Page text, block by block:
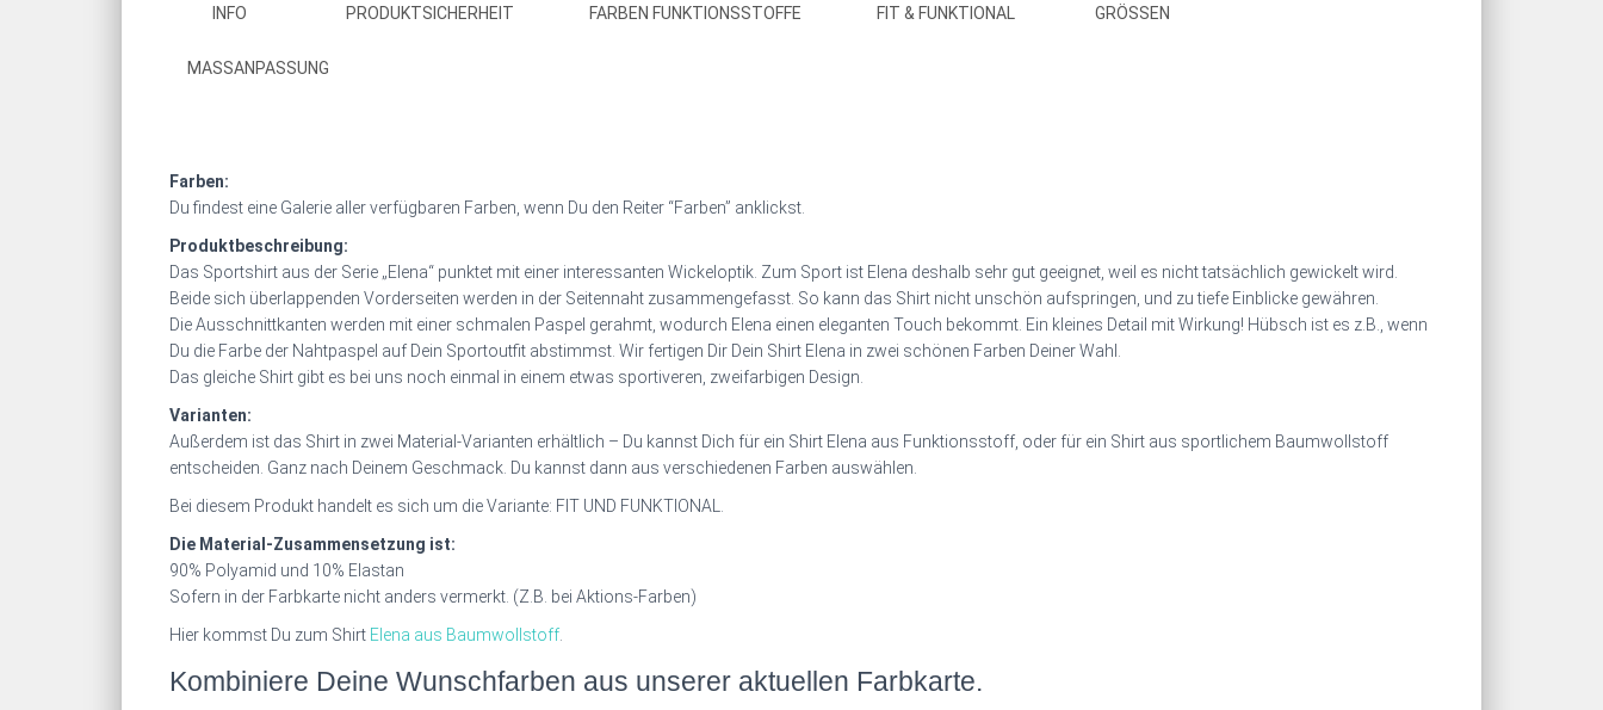
INFO PRODUKTSICHERHEIT FARBEN FUNKTIONSSTOFFE FIT & FUNKTIONAL GRÖSSEN
MASSANPASSUNG
Farben:
Du findest eine Galerie aller verfügbaren Farben, wenn Du den Reiter “Farben” anklickst.
Produktbeschreibung:
Das Sportshirt aus der Serie „Elena“ punktet mit einer interessanten Wickeloptik. Zum Sport ist Elena deshalb sehr gut geeignet, weil es nicht tatsächlich gewickelt wird.
Beide sich überlappenden Vorderseiten werden in der Seitennaht zusammengefasst. So kann das Shirt nicht unschön aufspringen, und zu tiefe Einblicke gewähren.
Die Ausschnittkanten werden mit einer schmalen Paspel gerahmt, wodurch Elena einen eleganten Touch bekommt. Ein kleines Detail mit Wirkung! Hübsch ist es z.B., wenn
Du die Farbe der Nahtpaspel auf Dein Sportoutfit abstimmst. Wir fertigen Dir Dein Shirt Elena in zwei schönen Farben Deiner Wahl.
Das gleiche Shirt gibt es bei uns noch einmal in einem etwas sportiveren, zweifarbigen Design.
Varianten:
Außerdem ist das Shirt in zwei Material-Varianten erhältlich – Du kannst Dich für ein Shirt Elena aus Funktionsstoff, oder für ein Shirt aus sportlichem Baumwollstoff
entscheiden. Ganz nach Deinem Geschmack. Du kannst dann aus verschiedenen Farben auswählen.
Bei diesem Produkt handelt es sich um die Variante: FIT UND FUNKTIONAL.
Die Material-Zusammensetzung ist:
90% Polyamid und 10% Elastan
Sofern in der Farbkarte nicht anders vermerkt. (Z.B. bei Aktions-Farben)
Hier kommst Du zum Shirt Elena aus Baumwollstoff
Kombiniere Deine Wunschfarben aus unserer aktuellen Farbkarte.